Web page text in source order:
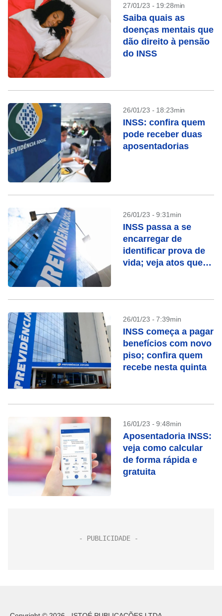
27/01/23 - 19:28min
Saiba quais as
doenças mentais que
dão direito à pensão
do INSS
26/01/23 - 18:23min
INSS: confira quem
pode receber duas
aposentadorias
26/01/23 - 9:31min
INSS passa a se
encarregar de
identificar prova de
vida; veja atos que
26/01/23 - 7:39min
INSS começa a pagar
benefícios com novo
piso; confira quem
recebe nesta quinta
16/01/23 - 9:48min
Aposentadoria INSS:
veja como calcular
de forma rápida e
gratuita